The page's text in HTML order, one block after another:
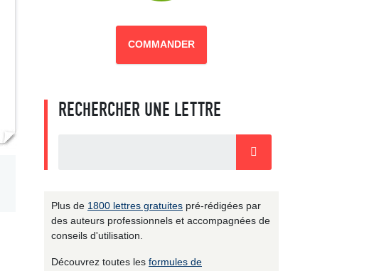
COMMANDER
RECHERCHER UNE LETTRE
Plus de 1800 lettres gratuites pré-rédigées par
des auteurs professionnels et accompagnées de
conseils d'utilisation.
Découvrez toutes les formules de